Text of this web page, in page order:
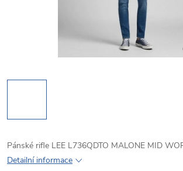
Pánské rifle LEE L736QDTO MALONE MID
Detailní informace